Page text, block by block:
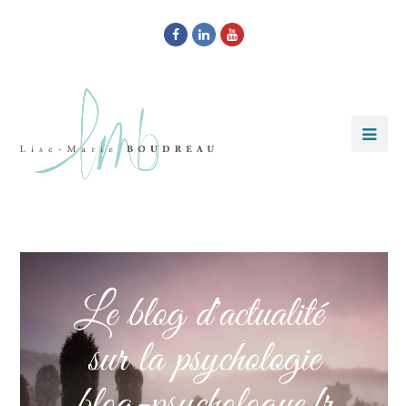
Facebook
LinkedInYoutube